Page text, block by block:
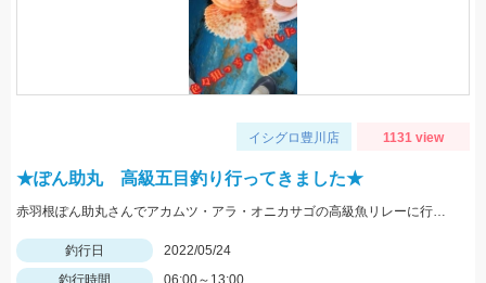
イシグロ豊川店 1131 view
★ぽん助丸 高級五目釣り行ってきました★
赤羽根ぽん助丸さんでアカムツ・アラ・オニカサゴの高級魚リレーに行ってきました。下潮が動かず苦戦しましたがオニカサゴGETです
釣行日
2022/05/24
釣行時間
06:00～13:00